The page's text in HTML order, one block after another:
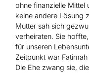
ohne finanzielle Mittel
keine andere Lösung
Mutter sah sich
verheiraten. Sie
für unseren
Zeitpunkt war
Die Ehe zwang sie,